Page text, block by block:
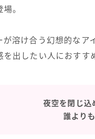
。
が溶け合う幻想的なア
を出したい人におす
夜空を閉じ込
誰より